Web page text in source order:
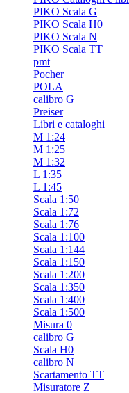
PIKO Scala G
PIKO Scala H0
PIKO Scala N
PIKO Scala TT
pmt
Pocher
POLA
calibro G
Preiser
Libri e cataloghi
M 1:24
M 1:25
M 1:32
L 1:35
L 1:45
Scala 1:50
Scala 1:72
Scala 1:76
Scala 1:100
Scala 1:144
Scala 1:150
Scala 1:200
Scala 1:350
Scala 1:400
Scala 1:500
Misura 0
calibro G
Scala H0
calibro N
Scartamento TT
Misuratore Z